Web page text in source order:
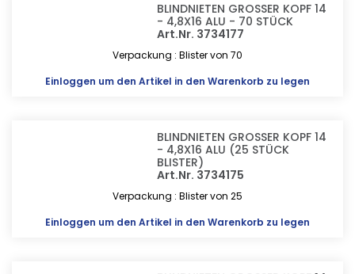
BLINDNIETEN GROSSER KOPF 14
- 4,8X16 ALU - 70 STÜCK
Art.Nr. 3734177
Verpackung : Blister von 70
Einloggen um den Artikel in den Warenkorb zu legen
BLINDNIETEN GROSSER KOPF 14
- 4,8X16 ALU (25 STÜCK
BLISTER)
Art.Nr. 3734175
Verpackung : Blister von 25
Einloggen um den Artikel in den Warenkorb zu legen